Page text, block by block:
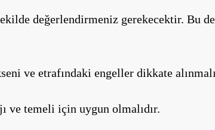
değerlendirmeniz gerekecektir. Bu
ve etrafındaki engeller dikkate
ve temeli için uygun olmalıdır.